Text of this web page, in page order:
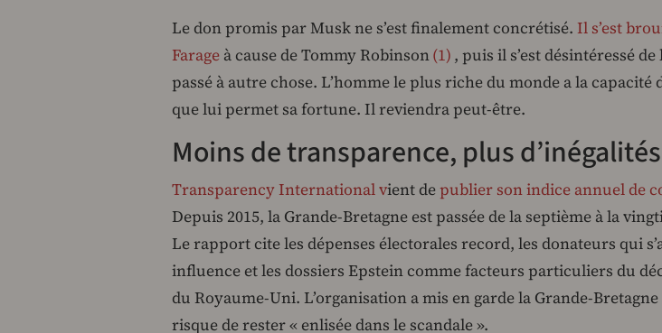
Le don promis par Musk ne s’est finalement concrétisé. Il s’est
Farage à cause de Tommy Robinson 1 , puis il s’est désintéressé de
passé à autre chose. L’homme le plus riche du monde a la capacité
que lui permet sa fortune. Il reviendra peut-être.
Moins de transparence, plus d’inégalités
Transparency International vient depublier son indice annuel de
Depuis 2015, la Grande-Bretagne est passée de la septième à la
Le rapport cite les dépenses électorales record, les donateurs qui
influence et les dossiers Epstein comme facteurs particuliers du
du Royaume-Uni. L’organisation a mis en garde la Grande-
risque de rester « enlisée dans le scandale ».